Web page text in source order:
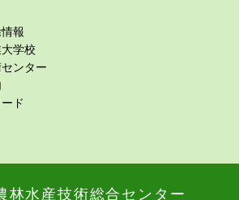
報
学校
ンター
ド
林⽔産技術総合センター